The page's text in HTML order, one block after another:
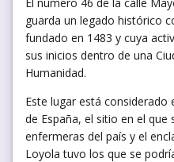
guarda un legado histórico
fundado en 1483 y cuya
sus inicios dentro de una
Humanidad.
Este lugar está
de España, el sitio en el
enfermeras del país y el
Loyola tuvo los que se